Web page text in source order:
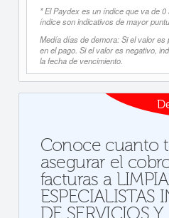
* El Paydex es un índice que va de
índice son indicativos de mayor
Medía días de demora: Si el valor
en el pago. Si el valor es negativo,
la fecha de vencimiento.
Conoce cuanto
asegurar el
facturas a
ESPECIALISTAS